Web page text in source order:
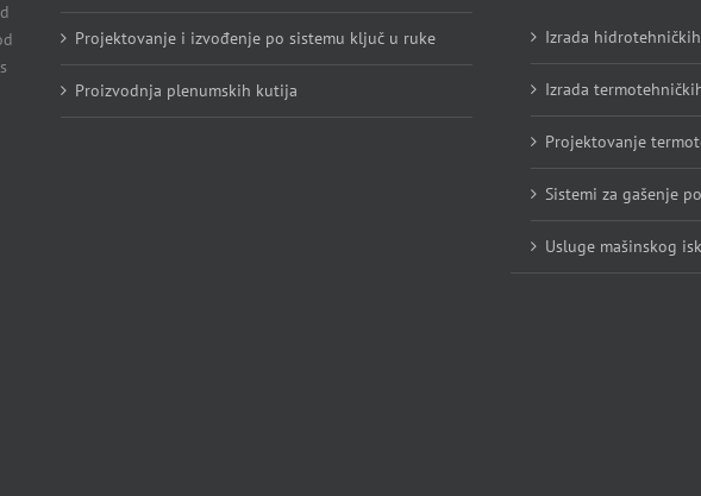
Projektovanje i izvođenje po sistemu ključ u ruke
Proizvodnja plenumskih kutija
Izrada
Izrada
Projektovanje
Sistemi za gašenje
Usluge mašinskog